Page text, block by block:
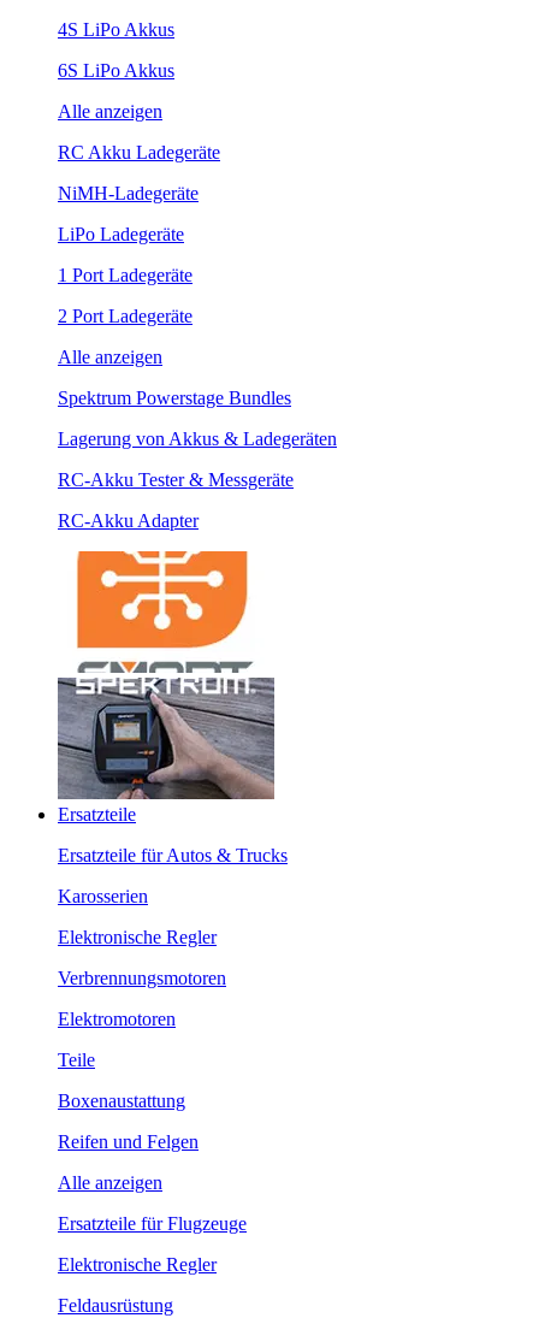
4S LiPo Akkus
6S LiPo Akkus
Alle anzeigen
RC Akku Ladegeräte
NiMH-Ladegeräte
LiPo Ladegeräte
1 Port Ladegeräte
2 Port Ladegeräte
Alle anzeigen
Spektrum Powerstage Bundles
Lagerung von Akkus & Ladegeräten
RC-Akku Tester & Messgeräte
RC-Akku Adapter
Ersatzteile
Ersatzteile für Autos & Trucks
Karosserien
Elektronische Regler
Verbrennungsmotoren
Elektromotoren
Teile
Boxenaustattung
Reifen und Felgen
Alle anzeigen
Ersatzteile für Flugzeuge
Elektronische Regler
Feldausrüstung